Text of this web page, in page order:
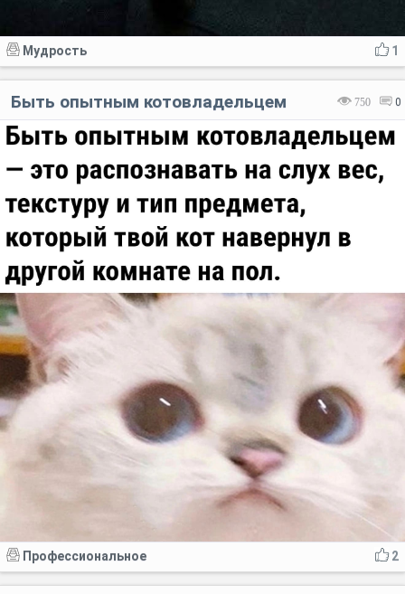
1
Мудрость
750 0
Быть опытным котовладельцем
2
Профессиональное